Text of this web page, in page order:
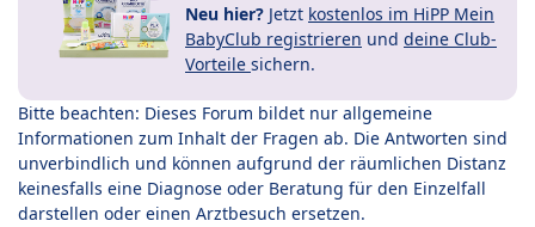
Neu hier? Jetzt kostenlos im HiPP Mein
BabyClub registrieren und deine Club-
Vorteile sichern.
Bitte beachten: Dieses Forum bildet nur allgemeine
Informationen zum Inhalt der Fragen ab. Die Antworten sind
unverbindlich und können aufgrund der räumlichen Distanz
keinesfalls eine Diagnose oder Beratung für den Einzelfall
darstellen oder einen Arztbesuch ersetzen.